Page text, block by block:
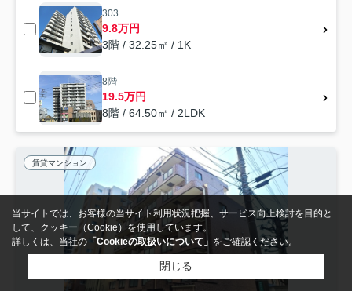
303
9.8万円
3階 / 32.25㎡ / 1K
8階
19.5万円
8階 / 64.50㎡ / 2LDK
賃貸マンション
当サイトでは、お客様の当サイト利用状況把握、サービス向上検討を目的と
して、クッキー（Cookie）を使用しています。
詳しくは、当社の 「Cookieの取扱いについて」 をご確認ください。
閉じる